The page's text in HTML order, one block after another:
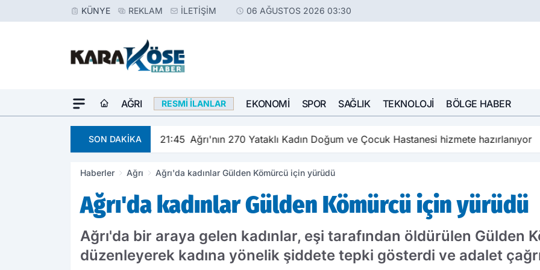
KÜNYE REKLAM İLETIŞIM 06 AĞUSTOS 2026 03:30
AĞRI RESMI İLANLAR EKONOMI SPOR SAĞLIK TEKNOLOJI BÖLGE HABER
SON DAKİKA 21:45 Ağrı'nın 270 Yataklı Kadın Doğum ve Çocuk Hastanesi hizmete hazırlanıyor
Haberler Ağrı Ağrı'da kadınlar Gülden Kömürcü için yürüdü
Ağrı'da kadınlar Gülden Kömürcü için yürüdü
Ağrı'da bir araya gelen kadınlar, eşi tarafından öldürülen Gülden
düzenleyerek kadına yönelik şiddete tepki gösterdi ve adalet